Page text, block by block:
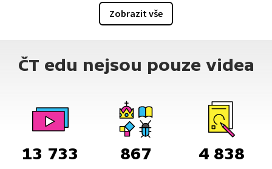
Zobrazit vše
ČT edu nejsou pouze videa
13 733 867 4 838